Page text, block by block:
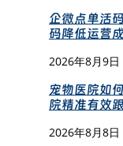
企微点单活
码降低运营
2026年8月9日
宠物医院如
院精准有效
2026年8月8日